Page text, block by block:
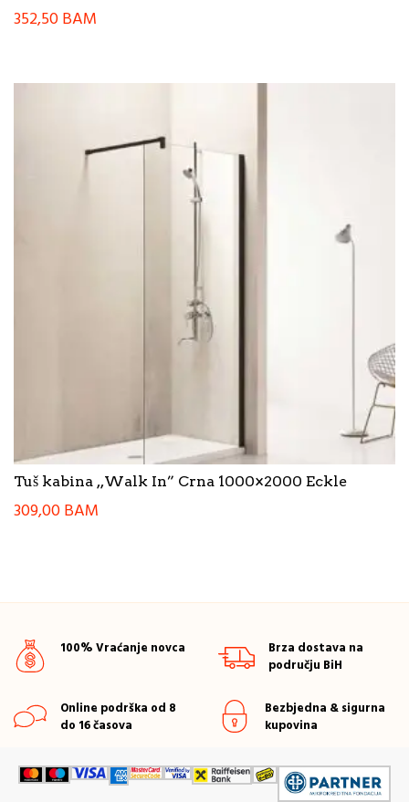
352,50BAM
Tuš kabina ,,Walk In” Crna 1000×2000 Eckle
309,00BAM
100% Vraćanje novca
Brza dostava na
području BiH
Online podrška od 8
do 16 časova
Bezbjedna & sigurna
kupovina